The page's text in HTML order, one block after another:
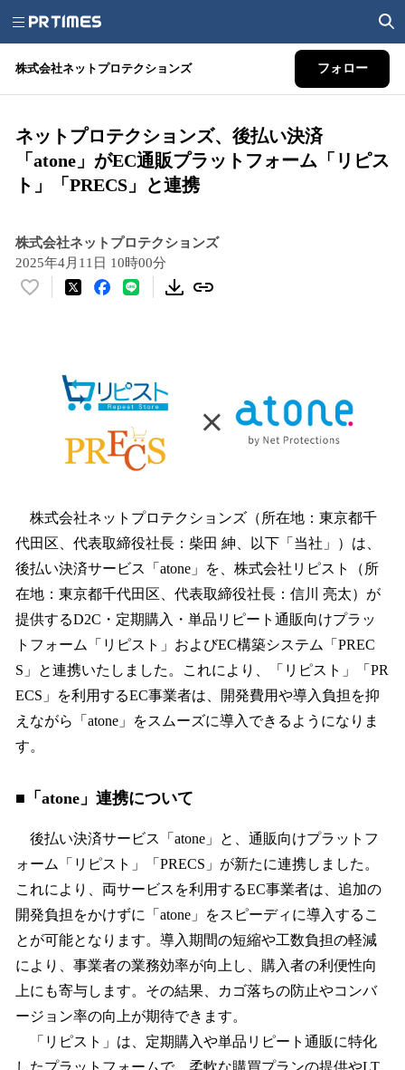
株式会社ネットプロテクションズ フォロー
ネットプロテクションズ、後払い決済
「atone」がEC通販プラットフォーム「リピス
ト」「PRECS」と連携
株式会社ネットプロテクションズ
2025年4月11日 10時00分
い
す
株式会社ネットプロテクションズ（所在地：東京都千
代田区、代表取締役社長：柴田 紳、以下「当社」）は、
後払い決済サービス「atone」を、株式会社リピスト（所
在地：東京都千代田区、代表取締役社長：信川 亮太）が
提供するD2C・定期購入・単品リピート通販向けプラッ
トフォーム「リピスト」およびEC構築システム「PREC
S」と連携いたしました。これにより、「リピスト」「PR
ECS」を利用するEC事業者は、開発費用や導入負担を抑
えながら「atone」をスムーズに導入できるようになりま
す。
■「atone」連携について
後払い決済サービス「atone」と、通販向けプラットフ
ォーム「リピスト」「PRECS」が新たに連携しました。
これにより、両サービスを利用するEC事業者は、追加の
開発負担をかけずに「atone」をスピーディに導入するこ
とが可能となります。導入期間の短縮や工数負担の軽減
により、事業者の業務効率が向上し、購入者の利便性向
上にも寄与します。その結果、カゴ落ちの防止やコンバ
ージョン率の向上が期待できます。
「リピスト」は、定期購入や単品リピート通販に特化
したプラットフォームで、柔軟な購買プランの提供やLT